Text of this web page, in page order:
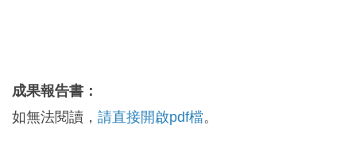
成果報告書：
如無法閱讀， 請直接開啟pdf檔。